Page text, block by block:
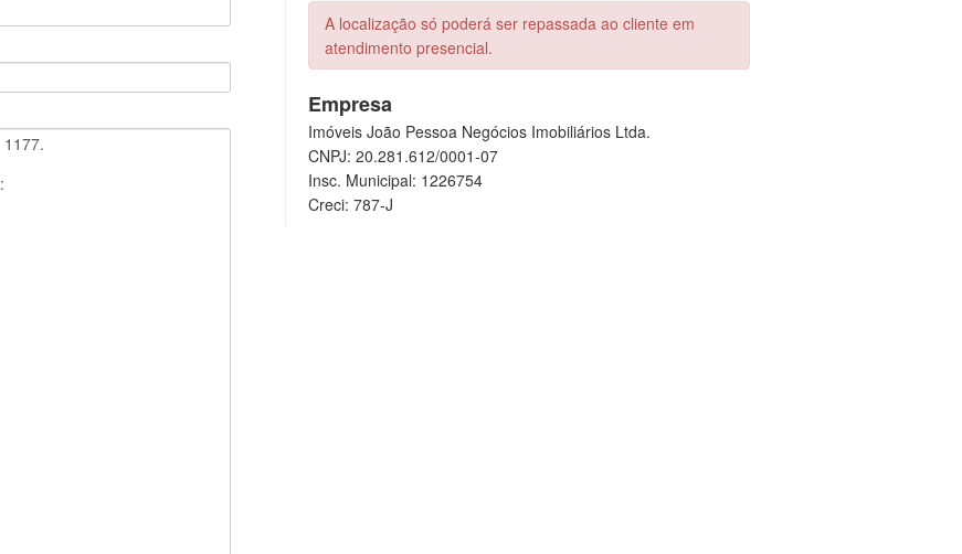
A localização só poderá ser repassada ao cliente em
atendimento presencial.
Empresa
Imóveis João Pessoa Negócios Imobiliários Ltda.
CNPJ: 20.281.612/0001-07
Insc. Municipal: 1226754
Creci: 787-J